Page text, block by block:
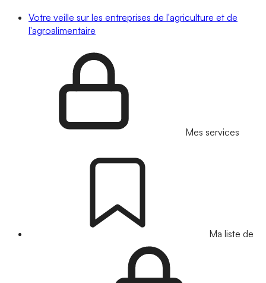
Votre veille sur les entreprises de l'agriculture et de
l'agroalimentaire
Mes services
Ma liste de